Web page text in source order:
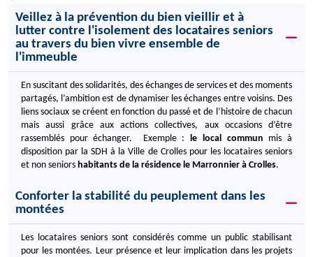
Veillez à la prévention du bien vieillir et à
lutter contre l'isolement des locataires seniors
au travers du bien vivre ensemble de
l'immeuble
En suscitant des solidarités, des échanges de services et des moments
partagés, l’ambition est de dynamiser les échanges entre voisins. Des
liens sociaux se créent en fonction du passé et de l’histoire de chacun
mais aussi grâce aux actions collectives, aux occasions d’être
rassemblés pour échanger. Exemple :
le local commun mis à
disposition par la SDH à la Ville de Crolles pour les locataires seniors
et non seniors habitants de la résidence le Marronnier à Crolles.
Conforter la stabilité du peuplement dans les
montées
Les locataires seniors sont considérés comme un public stabilisant
pour les montées. Leur présence et leur implication dans les projets